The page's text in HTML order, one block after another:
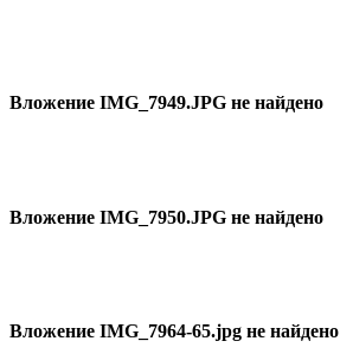
Вложение IMG_7949.JPG не найдено
Вложение IMG_7950.JPG не найдено
Вложение IMG_7964-65.jpg не найдено